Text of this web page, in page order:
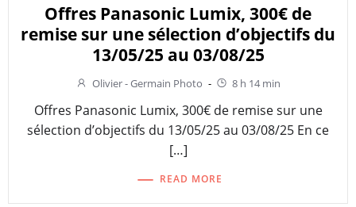
Offres Panasonic Lumix, 300€ de
remise sur une sélection d’objectifs du
13/05/25 au 03/08/25
Olivier - Germain Photo - 8 h 14 min
Offres Panasonic Lumix, 300€ de remise sur une
sélection d’objectifs du 13/05/25 au 03/08/25 En ce
[…]
READ MORE